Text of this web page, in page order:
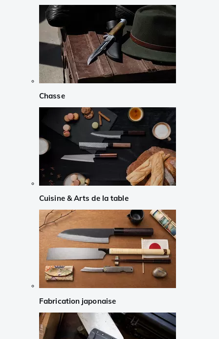
Chasse
Cuisine & Arts de la table
Fabrication japonaise